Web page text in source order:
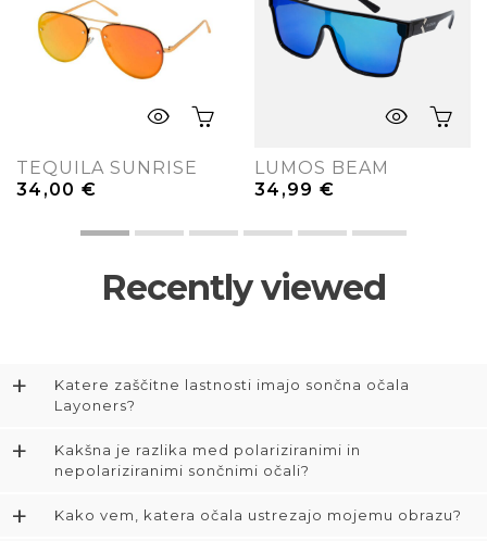
TEQUILA SUNRISE
34,00€
LUMOS BEAM
34,99€
Recently viewed
+
Katere zaščitne lastnosti imajo sončna očala
Layoners?
+
Kakšna je razlika med polariziranimi in
nepolariziranimi sončnimi očali?
+ Kako vem, katera očala ustrezajo mojemu obrazu?